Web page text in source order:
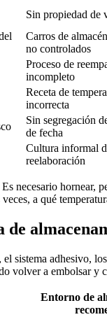
Sin propiedad de
Carros de
no controlados
Proceso de
incompleto
Receta de
incorrecta
Sin segregación
de fecha
Cultura informal
reelaboración
necesario hornear,
a qué
sistema adhesivo,
volver a embolsar y
Entorno de